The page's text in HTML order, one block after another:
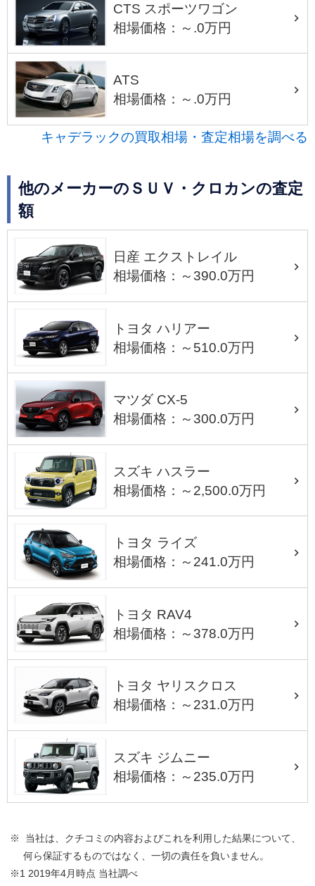
CTS スポーツワゴン
相場価格：～.0万円
ATS
相場価格：～.0万円
キャデラックの買取相場・査定相場を調べる
他のメーカーのＳＵＶ・クロカンの査定
額
日産 エクストレイル
相場価格：～390.0万円
トヨタ ハリアー
相場価格：～510.0万円
マツダ CX-5
相場価格：～300.0万円
スズキ ハスラー
相場価格：～2,500.0万円
トヨタ ライズ
相場価格：～241.0万円
トヨタ RAV4
相場価格：～378.0万円
トヨタ ヤリスクロス
相場価格：～231.0万円
スズキ ジムニー
相場価格：～235.0万円
※ 当社は、クチコミの内容およびこれを利用した結果について、
何ら保証するものではなく、一切の責任を負いません。
※1 2019年4月時点 当社調べ